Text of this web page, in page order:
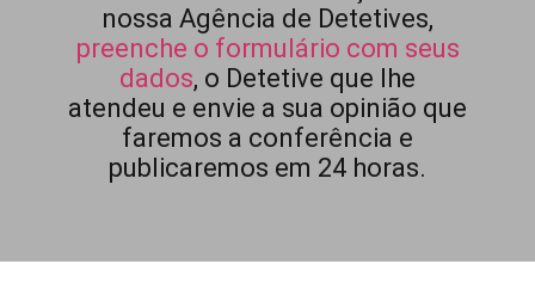
nossa Agência de Detetives,
preenche o formulário com seus
dados, o Detetive que lhe
atendeu e envie a sua opinião que
faremos a conferência e
publicaremos em 24 horas.